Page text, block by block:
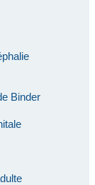
Binder